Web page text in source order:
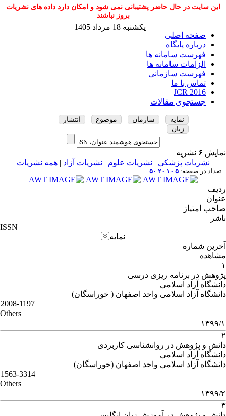
این سایت در حال حاضر پشتیبانی نمی شود و امکان دارد داده های نشریات
بروز نباشند
صفحه اصلی
درباره پایگاه
فهرست سامانه ها
الزامات سامانه ها
فهرست سازمانی
تماس با ما
JCR 2016
جستجوی مقالات
یکشنبه 18 مرداد 1405
نمایه سازمان موضوع
انتشار
زبان
نمایش ۶ نشریه
نشریات پزشکی | نشریات علوم | نشریات آزاد |همه نشریات
تعداد در صفحه: ۵ ۱۰ ۲۰ ۵۰
ردیف
عنوان
صاحب امتیاز
ناشر
ISSN
نمایه
آخرین شماره
مشاهده
۱
پژوهش در برنامه ریزی درسی
دانشگاه آزاد اسلامی
دانشگاه آزاد اسلامی واحد اصفهان ( خوراسگان)
2008-1197
Others
۱۳۹۹/۱
۲
دانش و پژوهش در روانشناسی کاربردی
دانشگاه آزاد اسلامی
دانشگاه آزاد اسلامی واحد اصفهان (خوراسگان)
1563-3314
Others
۱۳۹۹/۲
۳